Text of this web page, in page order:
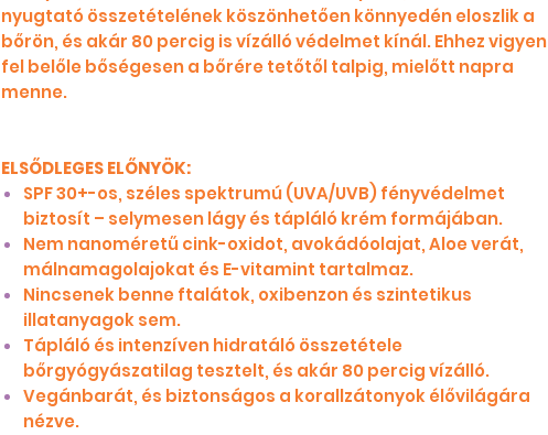
nyugtató összetételének köszönhetően könnyedén eloszlik a
bőrön, és akár 80 percig is vízálló védelmet kínál. Ehhez vigyen
fel belőle bőségesen a bőrére tetőtől talpig, mielőtt napra
menne.
ELSŐDLEGES ELŐNYÖK:
SPF 30+-os, széles spektrumú (UVA/UVB) fényvédelmet
biztosít – selymesen lágy és tápláló krém formájában.
Nem nanoméretű cink-oxidot, avokádóolajat, Aloe verát,
málnamagolajokat és E-vitamint tartalmaz.
Nincsenek benne ftalátok, oxibenzon és szintetikus
illatanyagok sem.
Tápláló és intenzíven hidratáló összetétele
bőrgyógyászatilag tesztelt, és akár 80 percig vízálló.
Vegánbarát, és biztonságos a korallzátonyok élővilágára
nézve.